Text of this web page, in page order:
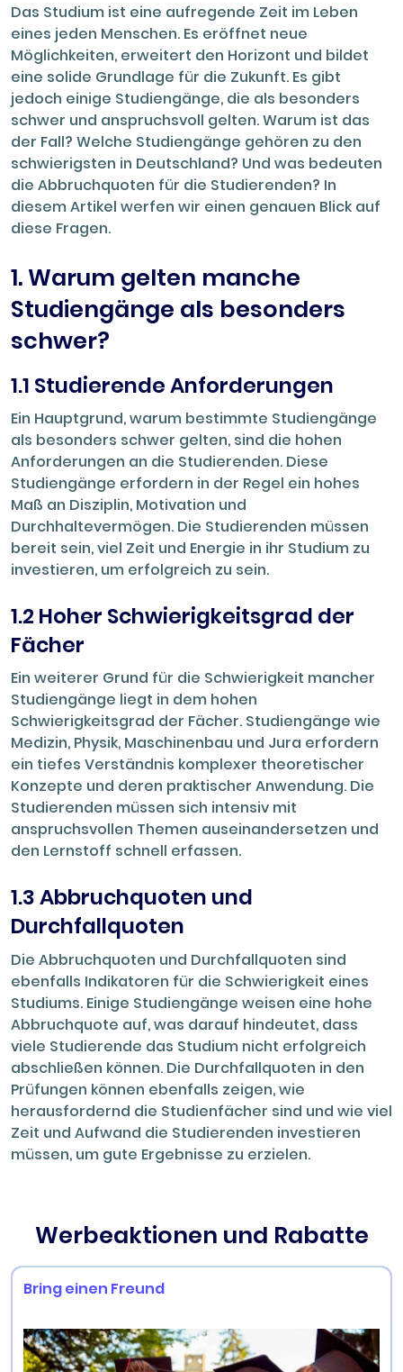
Das Studium ist eine aufregende Zeit im Leben
eines jeden Menschen. Es eröffnet neue
Möglichkeiten, erweitert den Horizont und bildet
eine solide Grundlage für die Zukunft. Es gibt
jedoch einige Studiengänge, die als besonders
schwer und anspruchsvoll gelten. Warum ist das
der Fall? Welche Studiengänge gehören zu den
schwierigsten in Deutschland? Und was bedeuten
die Abbruchquoten für die Studierenden? In
diesem Artikel werfen wir einen genauen Blick auf
diese Fragen.
1. Warum gelten manche
Studiengänge als besonders
schwer?
1.1 Studierende Anforderungen
Ein Hauptgrund, warum bestimmte Studiengänge
als besonders schwer gelten, sind die hohen
Anforderungen an die Studierenden. Diese
Studiengänge erfordern in der Regel ein hohes
Maß an Disziplin, Motivation und
Durchhaltevermögen. Die Studierenden müssen
bereit sein, viel Zeit und Energie in ihr Studium zu
investieren, um erfolgreich zu sein.
1.2 Hoher Schwierigkeitsgrad der
Fächer
Ein weiterer Grund für die Schwierigkeit mancher
Studiengänge liegt in dem hohen
Schwierigkeitsgrad der Fächer. Studiengänge wie
Medizin, Physik, Maschinenbau und Jura erfordern
ein tiefes Verständnis komplexer theoretischer
Konzepte und deren praktischer Anwendung. Die
Studierenden müssen sich intensiv mit
anspruchsvollen Themen auseinandersetzen und
den Lernstoff schnell erfassen.
1.3 Abbruchquoten und
Durchfallquoten
Die Abbruchquoten und Durchfallquoten sind
ebenfalls Indikatoren für die Schwierigkeit eines
Studiums. Einige Studiengänge weisen eine hohe
Abbruchquote auf, was darauf hindeutet, dass
viele Studierende das Studium nicht erfolgreich
abschließen können. Die Durchfallquoten in den
Prüfungen können ebenfalls zeigen, wie
herausfordernd die Studienfächer sind und wie viel
Zeit und Aufwand die Studierenden investieren
müssen, um gute Ergebnisse zu erzielen.
Werbeaktionen und Rabatte
Bring einen Freund